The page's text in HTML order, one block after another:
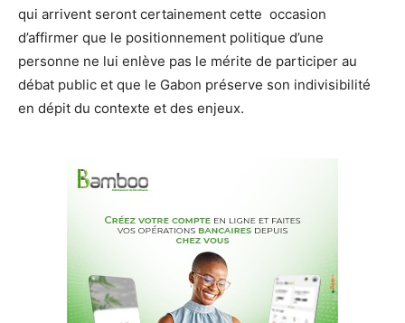
qui arrivent seront certainement cette occasion
d’affirmer que le positionnement politique d’une
personne ne lui enlève pas le mérite de participer au
débat public et que le Gabon préserve son indivisibilité
en dépit du contexte et des enjeux.